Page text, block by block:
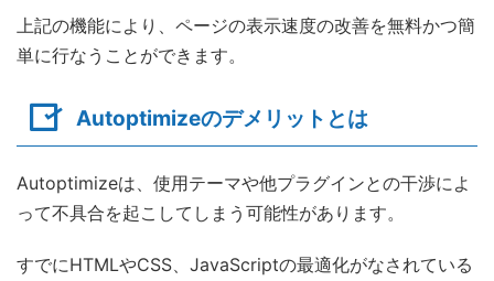
上記の機能により、ページの表示速度の改善を無料かつ簡
単に行なうことができます。
Autoptimizeのデメリットとは
Autoptimizeは、使用テーマや他プラグインとの干渉によ
って不具合を起こしてしまう可能性があります。
すでにHTMLやCSS、JavaScriptの最適化がなされている